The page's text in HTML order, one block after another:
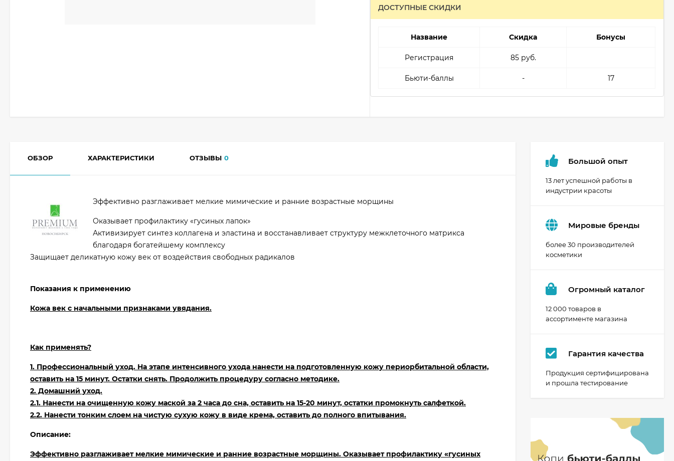
ДОСТУПНЫЕ СКИДКИ
Название Скидка Бонусы
Регистрация 85 руб.
Бьюти-баллы - 17
ОБЗОР ХАРАКТЕРИСТИКИ ОТЗЫВЫ 0
Эффективно разглаживает мелкие мимические и ранние возрастные морщины
Оказывает профилактику «гусиных лапок»
Активизирует синтез коллагена и эластина и восстанавливает структуру межклеточного матрикса
благодаря богатейшему комплексу
Защищает деликатную кожу век от воздействия свободных радикалов
Показания к применению
Кожа век с начальными признаками увядания.
Как применять?
1. Профессиональный уход. На этапе интенсивного ухода нанести на подготовленную кожу периорбитальной области,
оставить на 15 минут. Остатки снять. Продолжить процедуру согласно методике.
2. Домашний уход.
2.1. Нанести на очищенную кожу маской за 2 часа до сна, оставить на 15-20 минут, остатки промокнуть салфеткой.
2.2. Нанести тонким слоем на чистую сухую кожу в виде крема, оставить до полного впитывания.
Описание:
Эффективно разглаживает мелкие мимические и ранние возрастные морщины. Оказывает профилактику «гусиных
Большой опыт
13 лет успешной работы в
индустрии красоты
Мировые бренды
более 30 производителей
косметики
Огромный каталог
12 000 товаров в
ассортименте магазина
Гарантия качества
Продукция сертифицирована
и прошла тестирование